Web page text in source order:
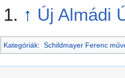
↑ Új Almádi
Kategóriák: Schildmayer Ferenc